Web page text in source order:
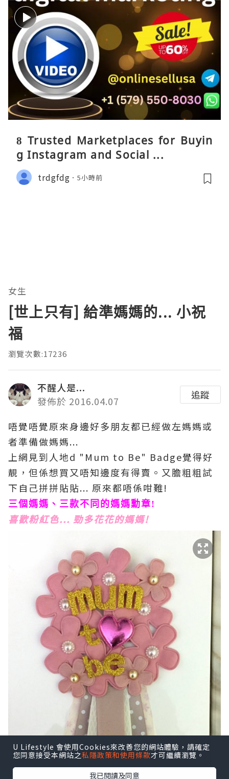
8 Trusted Marketplaces for Buyin
g Instagram and Social ...
trdgfdg 5小時前
女生
[世上只有] 給準媽媽的... 小祝
福
瀏覽次數:17236
不醒人是...
發佈於 2016.04.07
追蹤
唔覺唔覺原來身邊好多朋友都已經做左媽媽或
者準備做媽媽...
上網見到人地d "Mum to Be" Badge覺得好
靚，但係想買又唔知邊度有得賣。又膽粗粗試
下自己拼拼貼貼... 原來都唔係咁難!
三個媽媽、三款不同的媽媽勳章!
喜歡粉紅色... 勁多花花的媽媽!
U Lifestyle 會使用Cookies來改善您的網站體驗，請確定
您同意接受本網站之私隱政策和使用條款才可繼續瀏覽。
我已閱讀及同意